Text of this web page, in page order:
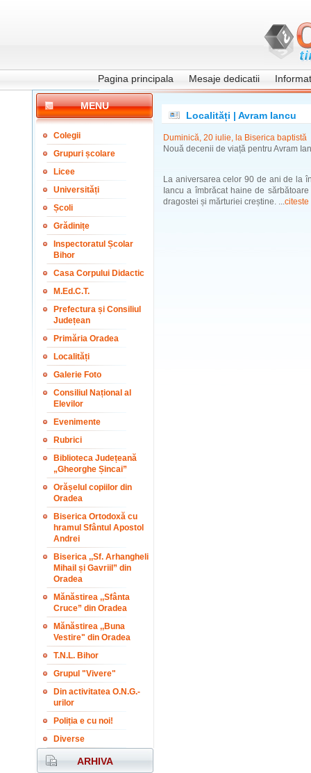
Pagina principala Mesaje dedicatii
MENU
Colegii
Grupuri școlare
Licee
Universități
Școli
Grădinițe
Inspectoratul Școlar
Bihor
Casa Corpului Didactic
M.Ed.C.T.
Prefectura și Consiliul
Județean
Primăria Oradea
Localități
Galerie Foto
Consiliul Național al
Elevilor
Evenimente
Rubrici
Biblioteca Județeană
„Gheorghe Șincai”
Orășelul copiilor din
Oradea
Biserica Ortodoxă cu
hramul Sfântul Apostol
Andrei
Biserica ,,Sf. Arhangheli
Mihail și Gavriil” din
Oradea
Mănăstirea ,,Sfânta
Cruce” din Oradea
Mănăstirea ,,Buna
Vestire" din Oradea
T.N.L. Bihor
Grupul "Vivere"
Din activitatea O.N.G.-
urilor
Poliția e cu noi!
Diverse
ARHIVA
Localități | Avram Iancu
Duminică, 20 iulie, la Biserica baptistă
Nouă decenii de viață pentru Avram
La aniversarea celor 90 de ani de la
Iancu a îmbrăcat haine de
dragostei și mărturiei creștine. ...citeste